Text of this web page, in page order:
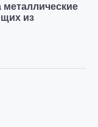
металлические
из